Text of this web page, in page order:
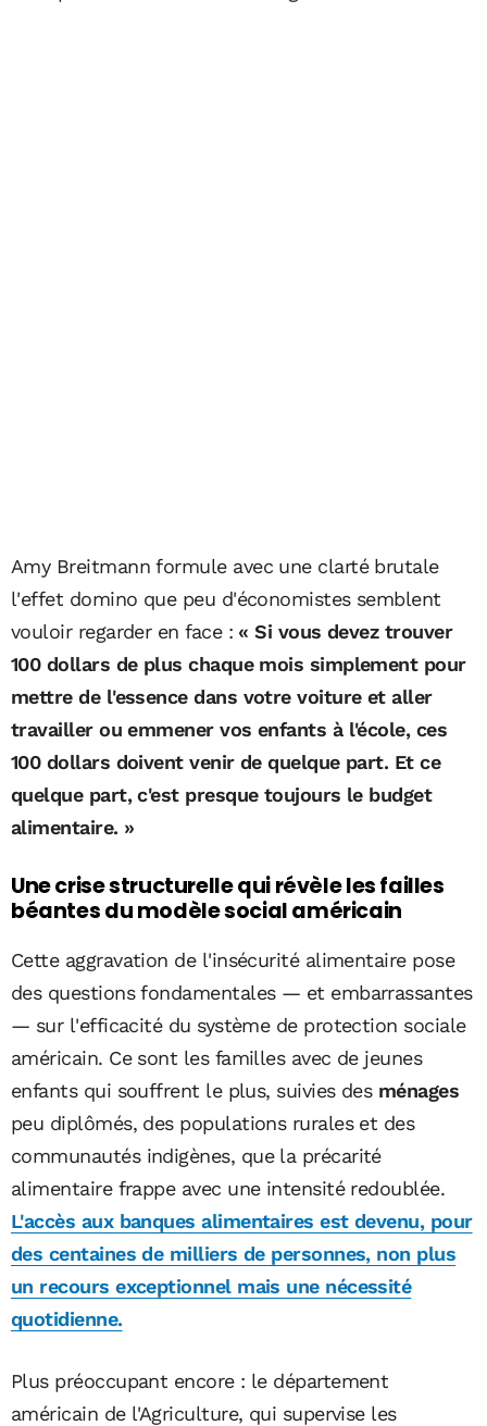
Amy Breitmann formule avec une clarté brutale
l'effet domino que peu d'économistes semblent
vouloir regarder en face : « Si vous devez trouver
100 dollars de plus chaque mois simplement pour
mettre de l'essence dans votre voiture et aller
travailler ou emmener vos enfants à l'école, ces
100 dollars doivent venir de quelque part. Et ce
quelque part, c'est presque toujours le budget
alimentaire. »
Une crise structurelle qui révèle les failles
béantes du modèle social américain
Cette aggravation de l'insécurité alimentaire pose
des questions fondamentales — et embarrassantes
— sur l'efficacité du système de protection sociale
américain. Ce sont les familles avec de jeunes
enfants qui souffrent le plus, suivies des ménages
peu diplômés, des populations rurales et des
communautés indigènes, que la précarité
alimentaire frappe avec une intensité redoublée.
L'accès aux banques alimentaires est devenu, pour
des centaines de milliers de personnes, non plus
un recours exceptionnel mais une nécessité
quotidienne.
Plus préoccupant encore : le département
américain de l'Agriculture, qui supervise les